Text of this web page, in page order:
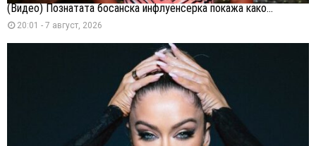
(Видео) Познатата босанска инфлуенсерка покажа како...
20:01 - 7 август, 2026